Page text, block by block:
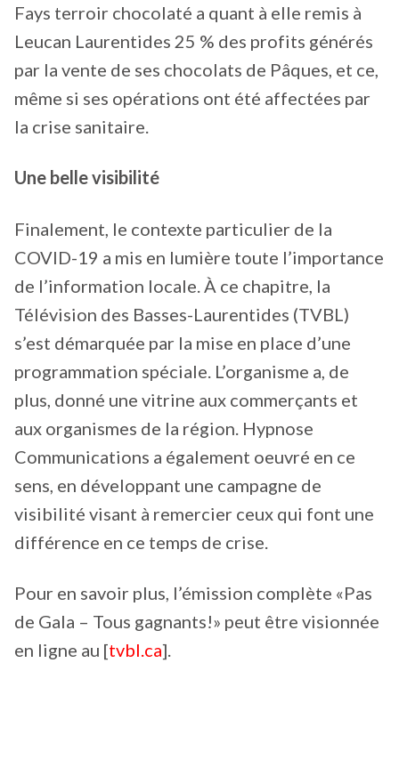
Fays terroir chocolaté a quant à elle remis à
Leucan Laurentides 25 % des profits générés
par la vente de ses chocolats de Pâques, et ce,
même si ses opérations ont été affectées par
la crise sanitaire.
Une belle visibilité
Finalement, le contexte particulier de la
COVID-19 a mis en lumière toute l’importance
de l’information locale. À ce chapitre, la
Télévision des Basses-Laurentides (TVBL)
s’est démarquée par la mise en place d’une
programmation spéciale. L’organisme a, de
plus, donné une vitrine aux commerçants et
aux organismes de la région. Hypnose
Communications a également oeuvré en ce
sens, en développant une campagne de
visibilité visant à remercier ceux qui font une
différence en ce temps de crise.
Pour en savoir plus, l’émission complète «Pas
de Gala – Tous gagnants!» peut être visionnée
en ligne au [tvbl.ca].